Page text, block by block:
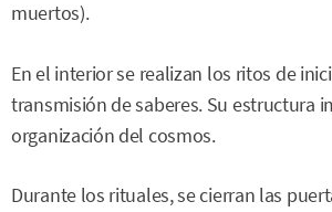
muertos).
En el interior se realizan los ritos de
transmisión de saberes. Su estructura
organización del cosmos.
Durante los rituales, se cierran las